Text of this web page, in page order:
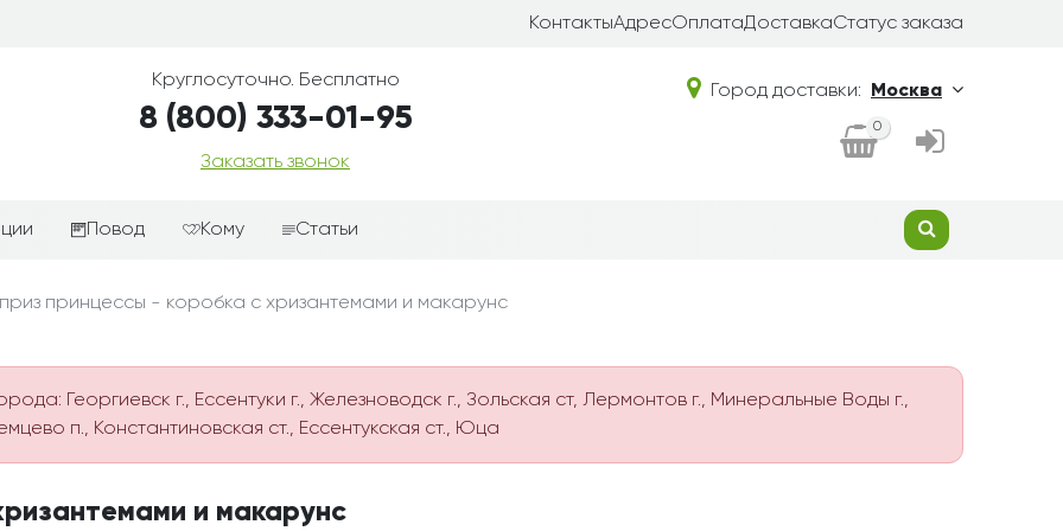
КонтактыАдресОплатаДоставкаСтатус заказа
Круглосуточно. Бесплатно
8 (800) 333-01-95
Заказать звонок
Город доставки: Москва
0
корзины
корзины
Повод
цветам
День рождения
Извинения
Любовь
Просто так
Кому
Женщине
Мужчине
Маме
Ребенку
Статьи
принцессы - коробка с хризантемами и макарунс
Георгиевск г., Ессентуки г., Железноводск г., Зольская ст, Лермонтов г., Минеральные Воды г.,
п., Константиновская ст., Ессентукская ст., Юца
и макарунс